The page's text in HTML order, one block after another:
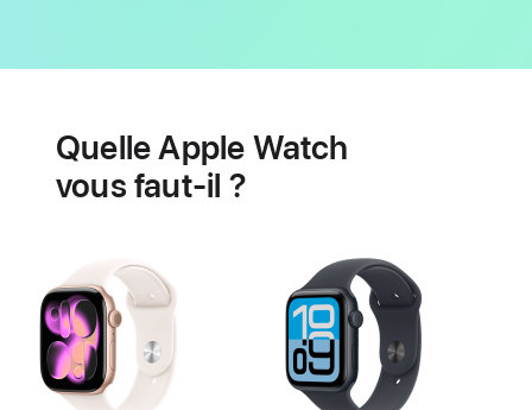
Quelle Apple Watch
vous faut-il ?